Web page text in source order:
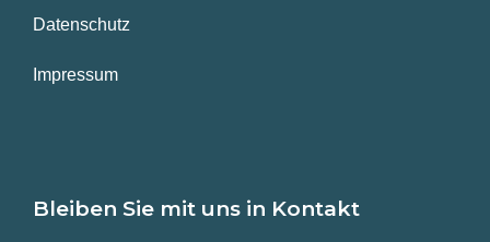
Datenschutz
Impressum
Bleiben Sie mit uns in Kontakt